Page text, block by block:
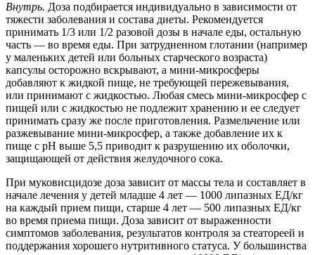
Внутрь. Доза подбирается индивидуально в зависимости от
тяжести заболевания и состава диеты. Рекомендуется
принимать 1/3 или 1/2 разовой дозы в начале еды, остальную
часть — во время еды. При затрудненном глотании (например
у маленьких детей или больных старческого возраста)
капсулы осторожно вскрывают, а мини-микросферы
добавляют к жидкой пище, не требующей пережевывания,
или принимают с жидкостью. Любая смесь мини-микросфер с
пищей или с жидкостью не подлежит хранению и ее следует
принимать сразу же после приготовления. Размельчение или
разжевывание мини-микросфер, а также добавление их к
пище с рН выше 5,5 приводит к разрушению их оболочки,
защищающей от действия желудочного сока.
При муковисцидозе доза зависит от массы тела и составляет в
начале лечения у детей младше 4 лет — 1000 липазных ЕД/кг
на каждый прием пищи, старше 4 лет — 500 липазных ЕД/кг
во время приема пищи. Доза зависит от выраженности
симптомов заболевания, результатов контроля за стеатореей и
поддержания хорошего нутритивного статуса. У большинства